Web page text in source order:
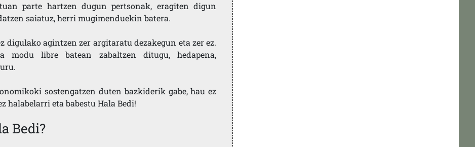
parte hartzen dugun pertsonak, eragiten digun
saiatuz, herri mugimenduekin batera.
digulako agintzen zer argitaratu dezakegun eta zer ez.
libre batean zabaltzen ditugu, hedapena,
sostengatzen duten bazkiderik gabe, hau ez
halabelarri eta babestu Hala Bedi!
Bedi?